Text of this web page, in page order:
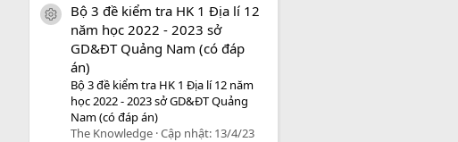
icon tài liệu
Bộ 3 đề kiểm tra HK 1 Địa lí 12
năm học 2022 - 2023 sở
GD&ĐT Quảng Nam (có đáp
án)
Bộ 3 đề kiểm tra HK 1 Địa lí 12 năm
học 2022 - 2023 sở GD&ĐT Quảng
Nam (có đáp án)
The Knowledge Cập nhật: 13/4/23